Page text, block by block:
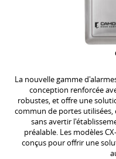
La nouvelle gamme
conception renforcée
robustes, et offre une
commun de portes
sans avertir
préalable. Les modèles
conçus pour offrir une